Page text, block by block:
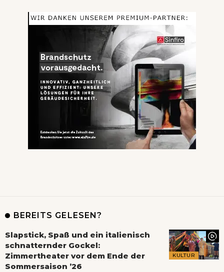
BEREITS GELESEN?
KULTUR
Slapstick, Spaß und ein italienisch
schnatternder Gockel:
Zimmertheater vor dem Ende der
Sommersaison ’26